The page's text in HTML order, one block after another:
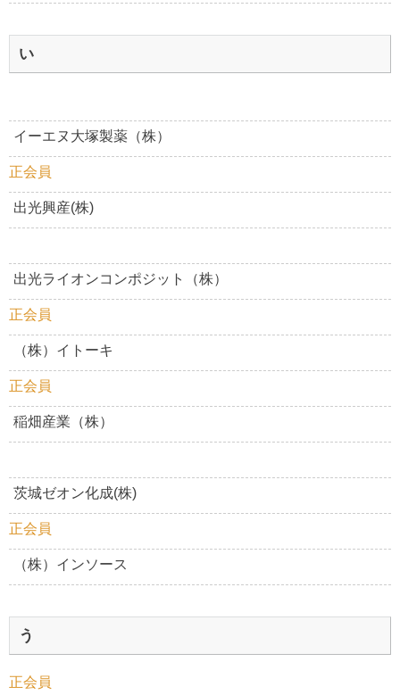
い
イーエヌ大塚製薬（株）
正会員
出光興産(株)
出光ライオンコンポジット（株）
正会員
（株）イトーキ
正会員
稲畑産業（株）
茨城ゼオン化成(株)
正会員
（株）インソース
う
正会員